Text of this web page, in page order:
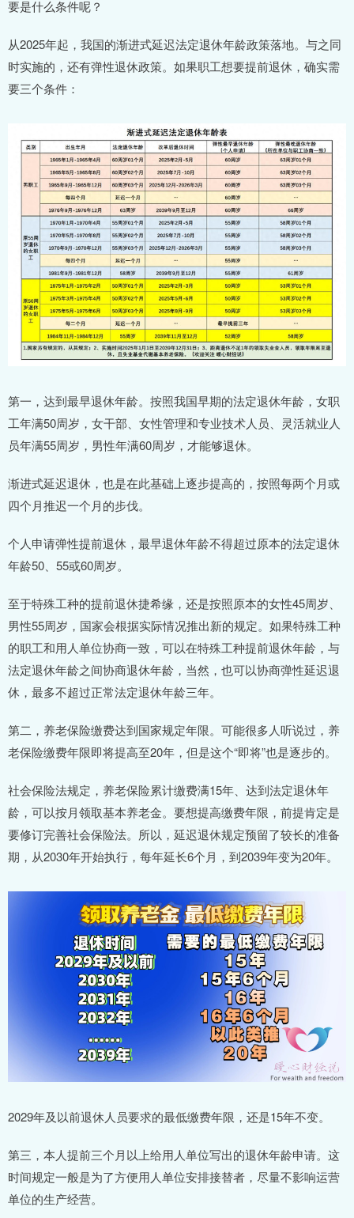
要是什么条件呢？
从2025年起，我国的渐进式延迟法定退休年龄政策落地。与之同
时实施的，还有弹性退休政策。如果职工想要提前退休，确实需
要三个条件：
第一，达到最早退休年龄。按照我国早期的法定退休年龄，女职
工年满50周岁，女干部、女性管理和专业技术人员、灵活就业人
员年满55周岁，男性年满60周岁，才能够退休。
渐进式延迟退休，也是在此基础上逐步提高的，按照每两个月或
四个月推迟一个月的步伐。
个人申请弹性提前退休，最早退休年龄不得超过原本的法定退休
年龄50、55或60周岁。
至于特殊工种的提前退休捷希缘，还是按照原本的女性45周岁、
男性55周岁，国家会根据实际情况推出新的规定。如果特殊工种
的职工和用人单位协商一致，可以在特殊工种提前退休年龄，与
法定退休年龄之间协商退休年龄，当然，也可以协商弹性延迟退
休，最多不超过正常法定退休年龄三年。
第二，养老保险缴费达到国家规定年限。可能很多人听说过，养
老保险缴费年限即将提高至20年，但是这个“即将”也是逐步的。
社会保险法规定，养老保险累计缴费满15年、达到法定退休年
龄，可以按月领取基本养老金。要想提高缴费年限，前提肯定是
要修订完善社会保险法。所以，延迟退休规定预留了较长的准备
期，从2030年开始执行，每年延长6个月，到2039年变为20年。
2029年及以前退休人员要求的最低缴费年限，还是15年不变。
第三，本人提前三个月以上给用人单位写出的退休年龄申请。这
时间规定一般是为了方便用人单位安排接替者，尽量不影响运营
单位的生产经营。